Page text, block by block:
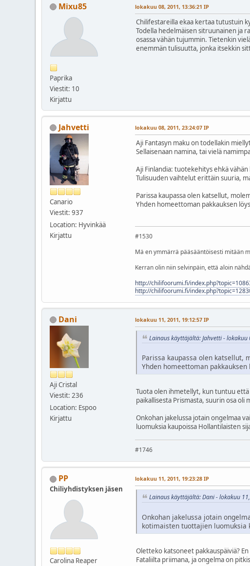
Mixu85
Paprika
Viestit: 10
Kirjattu
lokakuu 08, 2011, 13:36:21 IP
Chilifestareilla ekaa kertaa tutustuin
Todella hedelmäisen sitruunainen ja
osassa vähän tujummin. Tietenkin
enemmän tulisuutta, jonka itsekkin
Jahvetti
Canario
Viestit: 937
Location: Hyvinkää
Kirjattu
lokakuu 08, 2011, 23:24:07 IP
Aji Fantasyn maku on todellakin
Sellaisenaan namina, tai vielä
Aji Finlandia: tuotekehitys ehkä vähän
Tulisuuden vaihtelut erittäin suuria,
Parissa kaupassa olen katsellut,
Yhden homeettoman pakkauksen
#1530
Mä en ymmärrä pääsääntöisesti mitään
Kerran olin niin selvinpäin, että aloin
http://chilifoorumi.fi/
http://chilifoorumi.fi/
Dani
Aji Cristal
Viestit: 236
Location: Espoo
Kirjattu
lokakuu 11, 2011, 19:12:57 IP
Lainaus käyttäjältä: Jahvetti - lokakuu
Parissa kaupassa olen katsellut,
Yhden homeettoman
Tuota olen ihmetellyt, kun tuntuu että
paikallisesta Prismasta, suurin osa oli
Onkohan jakelussa jotain ongelmaa
luomuksia kaupoissa Hollantilaisten
#1746
PP
Chiliyhdistyksen jäsen
Carolina Reaper
lokakuu 11, 2011, 19:23:28 IP
Lainaus käyttäjältä: Dani - lokakuu
Onkohan jakelussa jotain
kotimaisten tuottajien luomuksia
Oletteko katsoneet pakkauspäiviä?
Fataliilta priimana, ja ongelma on